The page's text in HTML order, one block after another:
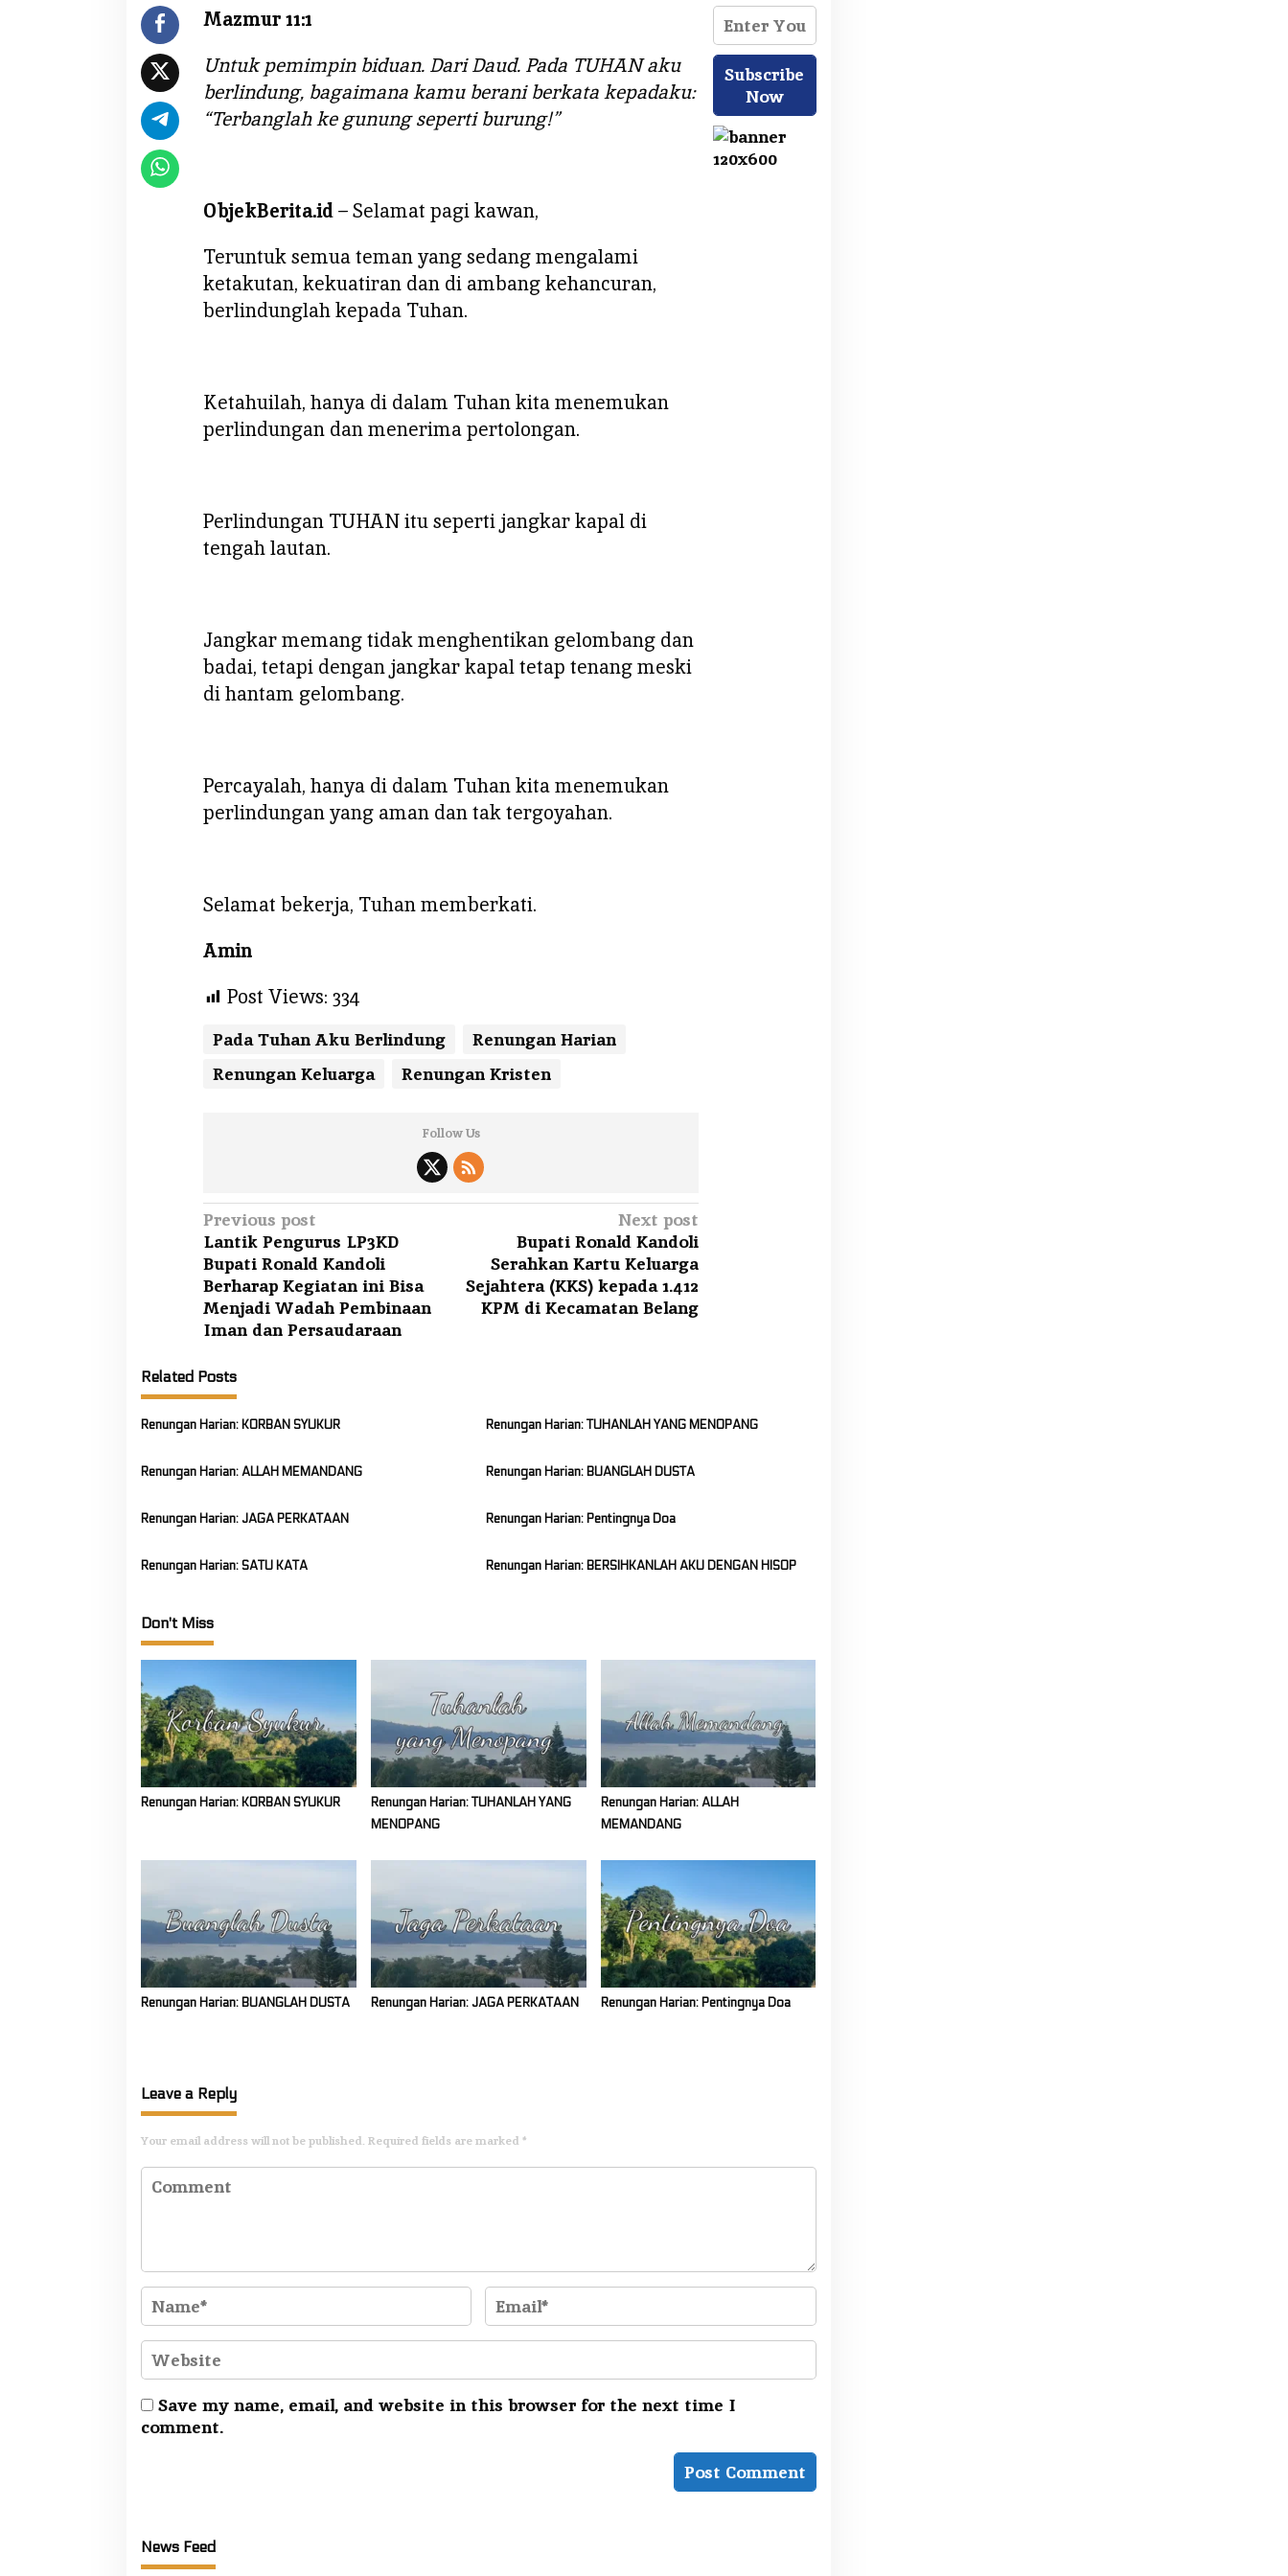
r
i
n
d
Mazmur 11:1
Untuk pemimpin biduan. Dari Daud. Pada TUHAN aku
berlindung, bagaimana kamu berani berkata kepadaku:
“Terbanglah ke gunung seperti burung!”
ObjekBerita.id– Selamat pagi kawan,
Teruntuk semua teman yang sedang mengalami
ketakutan, kekuatiran dan di ambang kehancuran,
berlindunglah kepada Tuhan.
Ketahuilah, hanya di dalam Tuhan kita menemukan
perlindungan dan menerima pertolongan.
Perlindungan TUHAN itu seperti jangkar kapal di
tengah lautan.
Jangkar memang tidak menghentikan gelombang dan
badai, tetapi dengan jangkar kapal tetap tenang meski
di hantam gelombang.
Percayalah, hanya di dalam Tuhan kita menemukan
perlindungan yang aman dan tak tergoyahan.
Selamat bekerja, Tuhan memberkati.
Amin
Post Views: 334
Pada Tuhan Aku Berlindung
Renungan Harian
Renungan Keluarga
Renungan Kristen
Follow Us
P
o
s
t
n
v
i
g
a
i
n
Previous post
Lantik Pengurus LP3KD
Bupati Ronald Kandoli
Berharap Kegiatan ini Bisa
Menjadi Wadah Pembinaan
Iman dan Persaudaraan
Next post
Bupati Ronald Kandoli
Serahkan Kartu Keluarga
Sejahtera (KKS) kepada 1.412
KPM di Kecamatan Belang
Related Posts
Renungan Harian: KORBAN SYUKUR Renungan Harian: TUHANLAH YANG MENOPANG
Renungan Harian: ALLAH MEMANDANG Renungan Harian: BUANGLAH DUSTA
Renungan Harian: JAGA PERKATAAN Renungan Harian: Pentingnya Doa
Renungan Harian: SATU KATA Renungan Harian: BERSIHKANLAH AKU DENGAN HISOP
Don't Miss
Renungan Harian: KORBAN SYUKUR
Renungan Harian: TUHANLAH YANG
MENOPANG
Renungan Harian: ALLAH
MEMANDANG
Renungan Harian: BUANGLAH DUSTA Renungan Harian: JAGA PERKATAAN Renungan Harian: Pentingnya Doa
Leave a Reply
Your email address will not be published. Required fields are marked *
Save my name, email, and website in this browser for the next time I
comment.
News Feed